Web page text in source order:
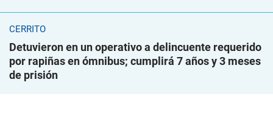
CERRITO
Detuvieron en un operativo a delincuente requerido
por rapiñas en ómnibus; cumplirá 7 años y 3 meses
de prisión